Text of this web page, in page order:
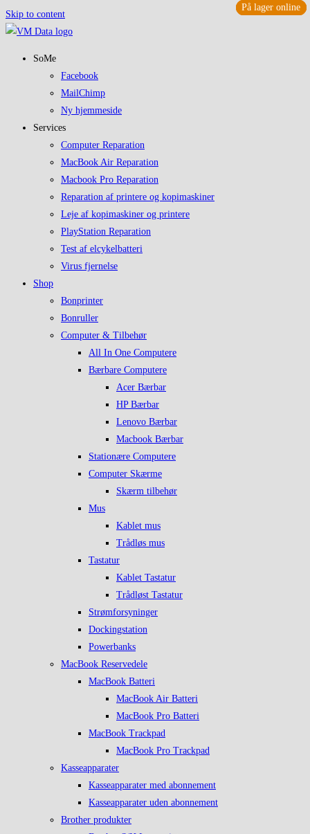
Skip to content
SoMe
Facebook
MailChimp
Ny hjemmeside
Services
Computer Reparation
MacBook Air Reparation
Macbook Pro Reparation
Reparation af printere og kopimaskiner
Leje af kopimaskiner og printere
PlayStation Reparation
Test af elcykelbatteri
Virus fjernelse
Shop
Bonprinter
Bonruller
Computer & Tilbehør
All In One Computere
Bærbare Computere
Acer Bærbar
HP Bærbar
Lenovo Bærbar
Macbook Bærbar
Stationære Computere
Computer Skærme
Skærm tilbehør
Mus
Kablet mus
Trådløs mus
Tastatur
Kablet Tastatur
Trådløst Tastatur
Strømforsyninger
Dockingstation
Powerbanks
MacBook Reservedele
MacBook Batteri
MacBook Air Batteri
MacBook Pro Batteri
MacBook Trackpad
MacBook Pro Trackpad
Kasseapparater
Kasseapparater med abonnement
Kasseapparater uden abonnement
Brother produkter
På lager online
På lager online
På lager online
På lager online